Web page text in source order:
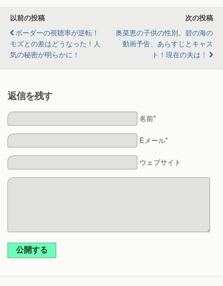
以前の投稿
ボーダーの視聴率が逆転！
モズとの差はどうなった！人
気の秘密が明らかに！
次の投稿
奥菜恵の子供の性別。碧の海の
動画予告、あらすじとキャス
ト！現在の夫は！
返信を残す
名前*
Eメール*
ウェブサイト
公開する